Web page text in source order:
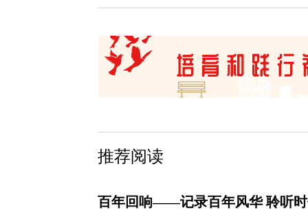
推荐阅读
百年回响——记录百年风华 聆听